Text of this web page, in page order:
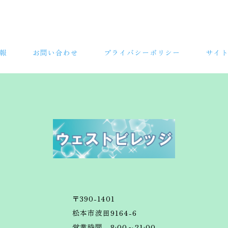
お問い合わせ プライバシーポリシー サイ
〒390-1401
松本市波田9164-6